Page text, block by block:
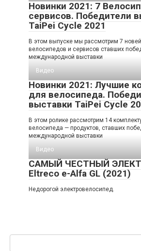
Новинки 2021: 7
сервисов. Победители
TaiPei Cycle 2021
В этом выпуске мы рассмотрим 7
велосипедов и сервисов ставших
международной выставки
Видео
Новинки 2021: Лучшие
для велосипеда.
выставки TaiPei Cycle
В этом ролике рассмотрим 14
велосипеда — продуктов, ставших
международной выставки
Видео
САМЫЙ ЧЕСТНЫЙ
Eltreco e-Alfa GL (2021)
Недорогой электровелосипед.